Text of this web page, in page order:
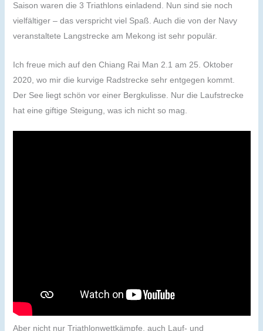
Saison waren die 3 Triathlons einladend. Nun sind sie noch
vielfältiger – das verspricht viel Spaß. Auch die von der Navy
veranstaltete Langstrecke am Mekong ist sehr populär.
Ich freue mich auf den Chiang Rai Man 2.1 am 25. Oktober
2020, wo mir die kurvige Radstrecke sehr entgegen kommt.
Der See liegt schön vor einer Bergkulisse. Nur die Laufstrecke
hat eine giftige Steigung, was ich nicht so mag.
Aber nicht nur Triathlonwettkämpfe, auch Lauf- und